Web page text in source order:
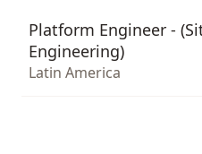
Platform Engineer -
Engineering)
Latin America